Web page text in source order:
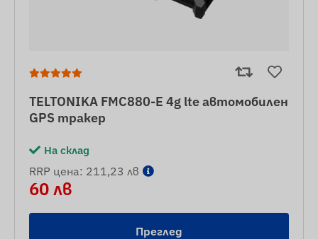
TELTONIKA FMC880-E 4g lte автомобилен
GPS тракер
На склад
RRP цена: 211,23 лв
60 лв
Преглед